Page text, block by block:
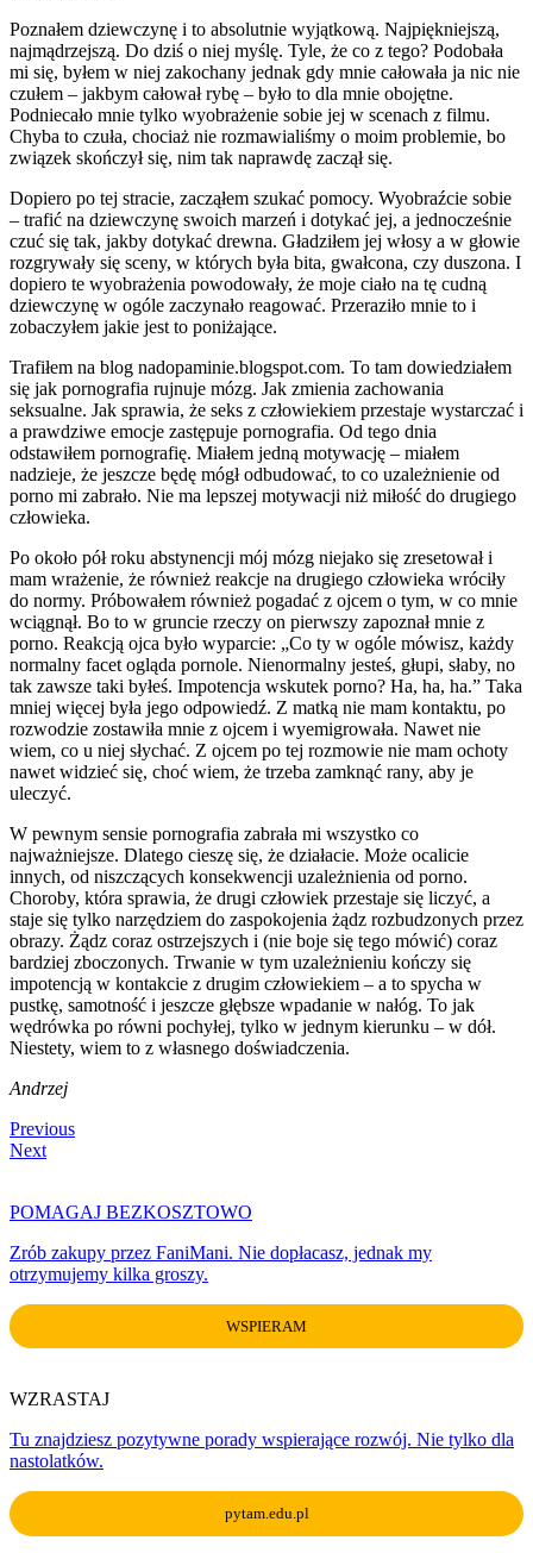
Poznałem dziewczynę i to absolutnie wyjątkową. Najpiękniejszą,
najmądrzejszą. Do dziś o niej myślę. Tyle, że co z tego? Podobała
mi się, byłem w niej zakochany jednak gdy mnie całowała ja nic nie
czułem – jakbym całował rybę – było to dla mnie obojętne.
Podniecało mnie tylko wyobrażenie sobie jej w scenach z filmu.
Chyba to czuła, chociaż nie rozmawialiśmy o moim problemie, bo
związek skończył się, nim tak naprawdę zaczął się.
Dopiero po tej stracie, zacząłem szukać pomocy. Wyobraźcie sobie
– trafić na dziewczynę swoich marzeń i dotykać jej, a jednocześnie
czuć się tak, jakby dotykać drewna. Gładziłem jej włosy a w głowie
rozgrywały się sceny, w których była bita, gwałcona, czy duszona. I
dopiero te wyobrażenia powodowały, że moje ciało na tę cudną
dziewczynę w ogóle zaczynało reagować. Przeraziło mnie to i
zobaczyłem jakie jest to poniżające.
Trafiłem na blog nadopaminie.blogspot.com. To tam dowiedziałem
się jak pornografia rujnuje mózg. Jak zmienia zachowania
seksualne. Jak sprawia, że seks z człowiekiem przestaje wystarczać i
a prawdziwe emocje zastępuje pornografia. Od tego dnia
odstawiłem pornografię. Miałem jedną motywację – miałem
nadzieje, że jeszcze będę mógł odbudować, to co uzależnienie od
porno mi zabrało. Nie ma lepszej motywacji niż miłość do drugiego
człowieka.
Po około pół roku abstynencji mój mózg niejako się zresetował i
mam wrażenie, że również reakcje na drugiego człowieka wróciły
do normy. Próbowałem również pogadać z ojcem o tym, w co mnie
wciągnął. Bo to w gruncie rzeczy on pierwszy zapoznał mnie z
porno. Reakcją ojca było wyparcie: „Co ty w ogóle mówisz, każdy
normalny facet ogląda pornole. Nienormalny jesteś, głupi, słaby, no
tak zawsze taki byłeś. Impotencja wskutek porno? Ha, ha, ha.” Taka
mniej więcej była jego odpowiedź. Z matką nie mam kontaktu, po
rozwodzie zostawiła mnie z ojcem i wyemigrowała. Nawet nie
wiem, co u niej słychać. Z ojcem po tej rozmowie nie mam ochoty
nawet widzieć się, choć wiem, że trzeba zamknąć rany, aby je
uleczyć.
W pewnym sensie pornografia zabrała mi wszystko co
najważniejsze. Dlatego cieszę się, że działacie. Może ocalicie
innych, od niszczących konsekwencji uzależnienia od porno.
Choroby, która sprawia, że drugi człowiek przestaje się liczyć, a
staje się tylko narzędziem do zaspokojenia żądz rozbudzonych przez
obrazy. Żądz coraz ostrzejszych i (nie boje się tego mówić) coraz
bardziej zboczonych. Trwanie w tym uzależnieniu kończy się
impotencją w kontakcie z drugim człowiekiem – a to spycha w
pustkę, samotność i jeszcze głębsze wpadanie w nałóg. To jak
wędrówka po równi pochyłej, tylko w jednym kierunku – w dół.
Niestety, wiem to z własnego doświadczenia.
Andrzej
Nawigacja
wpisu
Previous
Post
Previous
Next
Next
POMAGAJ BEZKOSZTOWO
Zrób zakupy przez FaniMani. Nie dopłacasz, jednak my
otrzymujemy kilka groszy.
WSPIERAM
WZRASTAJ
Tu znajdziesz pozytywne porady wspierające rozwój. Nie tylko dla
nastolatków.
pytam.edu.pl